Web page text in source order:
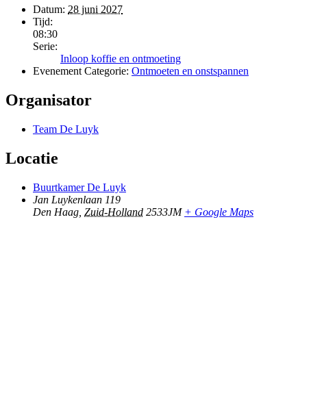
Datum: 28 juni 2027
Tijd:
08:30
Serie:
Inloop koffie en ontmoeting
Evenement Categorie: Ontmoeten en onstspannen
Organisator
Team De Luyk
Locatie
Buurtkamer De Luyk
Jan Luykenlaan 119
Den Haag Zuid-Holland 2533JM + Google Maps